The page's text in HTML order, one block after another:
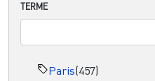
TERME
Paris(457)